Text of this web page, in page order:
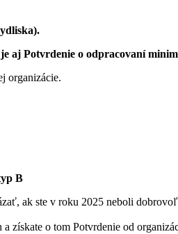
aj Potvrdenie o odpracovaní
organizácie.
B
ak ste v roku 2025 neboli
získate o tom Potvrdenie od